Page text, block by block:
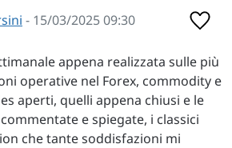
- 15/03/2025 09:30
appena realizzata sulle più
operative nel Forex, commodity e
aperti, quelli appena chiusi e le
e spiegate, i classici
che tante soddisfazioni mi